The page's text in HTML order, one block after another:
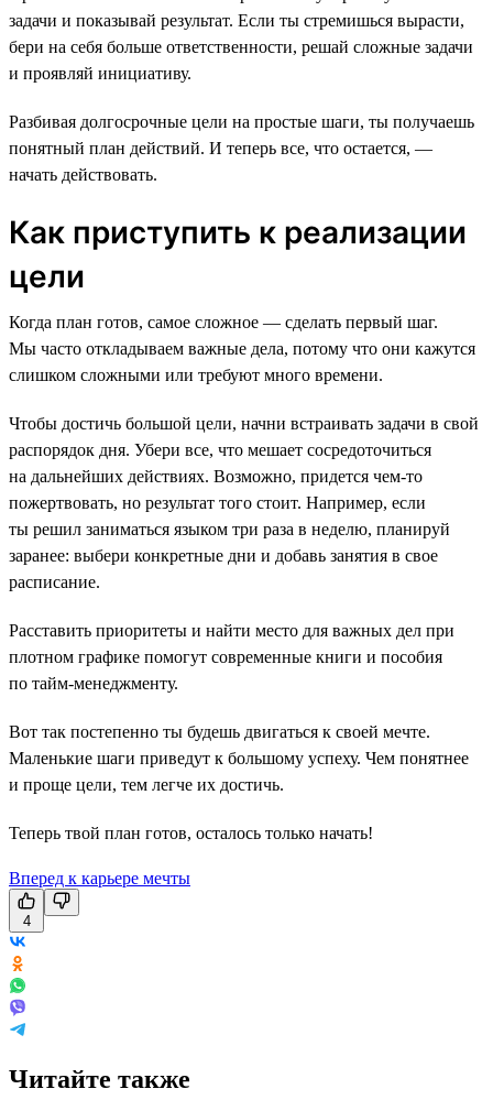
задачи и показывай результат. Если ты стремишься вырасти,
бери на себя больше ответственности, решай сложные задачи
и проявляй инициативу.
Разбивая долгосрочные цели на простые шаги, ты получаешь
понятный план действий. И теперь все, что остается, —
начать действовать.
Как приступить к реализации
цели
Когда план готов, самое сложное — сделать первый шаг.
Мы часто откладываем важные дела, потому что они кажутся
слишком сложными или требуют много времени.
Чтобы достичь большой цели, начни встраивать задачи в свой
распорядок дня. Убери все, что мешает сосредоточиться
на дальнейших действиях. Возможно, придется чем-то
пожертвовать, но результат того стоит. Например, если
ты решил заниматься языком три раза в неделю, планируй
заранее: выбери конкретные дни и добавь занятия в свое
расписание.
Расставить приоритеты и найти место для важных дел при
плотном графике помогут современные книги и пособия
по тайм-менеджменту.
Вот так постепенно ты будешь двигаться к своей мечте.
Маленькие шаги приведут к большому успеху. Чем понятнее
и проще цели, тем легче их достичь.
Теперь твой план готов, осталось только начать!
Вперед к карьере мечты
4
Читайте также